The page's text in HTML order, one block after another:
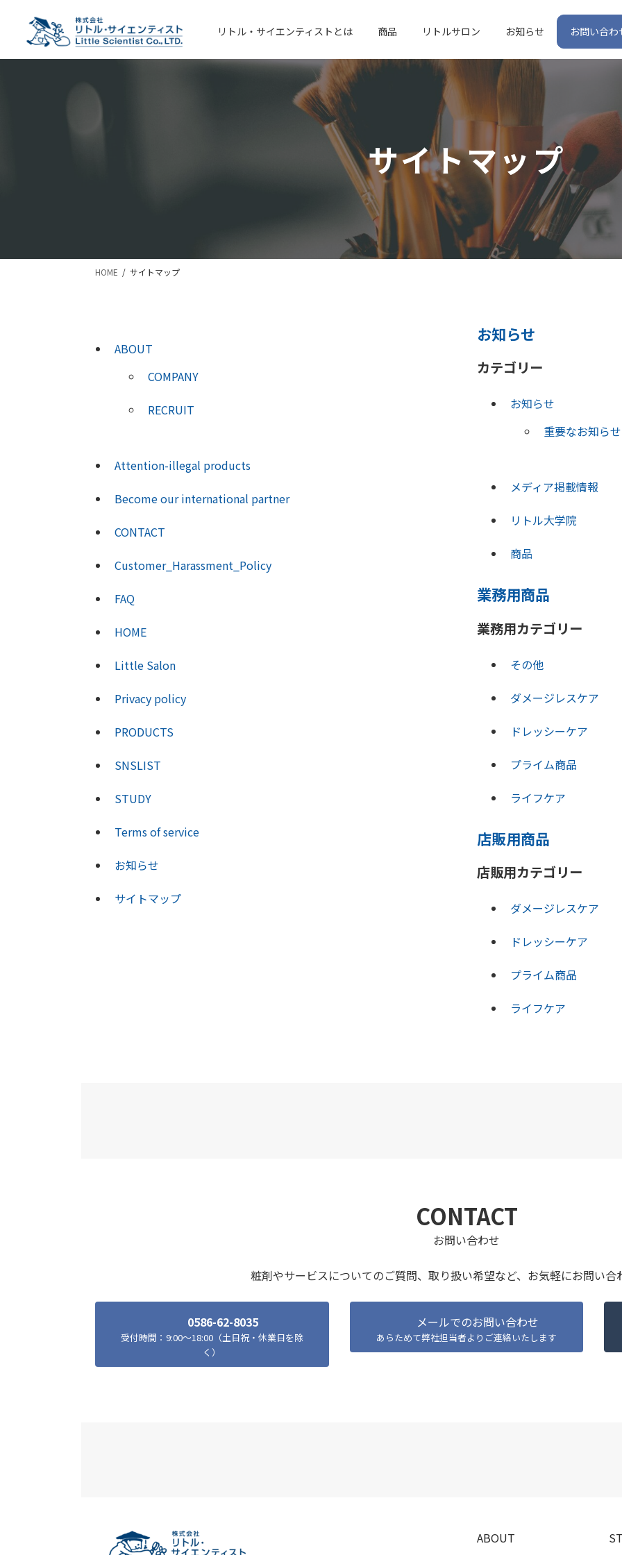
ン
ー
リトル・サイエンティストとは 商品 リトルサロン お知らせ お問い合わ
サイトマップ
HOME サイトマップ
ABOUT
COMPANY
RECRUIT
Attention-illegal products
Become our international partner
CONTACT
Customer_Harassment_Policy
FAQ
HOME
Little Salon
Privacy policy
PRODUCTS
SNSLIST
STUDY
Terms of service
お知らせ
サイトマップ
お知らせ
カテゴリー
お知らせ
重要なお知ら
メディア掲載情報
リトル大学院
商品
業務用商品
業務用カテゴリー
その他
ダメージレスケア
ドレッシーケア
プライム商品
ライフケア
店販用商品
店販用カテゴリー
ダメージレスケア
ドレッシーケア
プライム商品
ライフケア
CONTACT
お問い合わせ
粧剤やサービスについてのご質問、取り扱い希望など、 お気軽にお問い合
0586-62-8035
受付時間：9:00～18:00（土日祝・休業日を除
く）
メールでのお問い合わせ
あらためて弊社担当者よりご連絡いたします
ABOUT S